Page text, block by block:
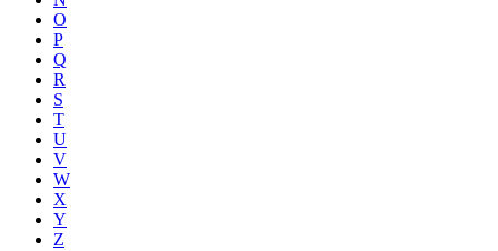
O
P
Q
R
S
T
U
V
W
X
Y
Z